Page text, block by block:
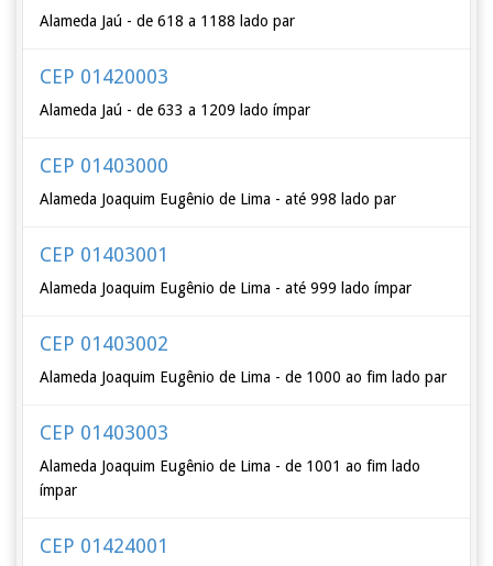
Alameda Jaú - de 618 a 1188 lado par
CEP 01420003
Alameda Jaú - de 633 a 1209 lado ímpar
CEP 01403000
Alameda Joaquim Eugênio de Lima - até 998 lado par
CEP 01403001
Alameda Joaquim Eugênio de Lima - até 999 lado ímpar
CEP 01403002
Alameda Joaquim Eugênio de Lima - de 1000 ao fim lado par
CEP 01403003
Alameda Joaquim Eugênio de Lima - de 1001 ao fim lado
ímpar
CEP 01424001